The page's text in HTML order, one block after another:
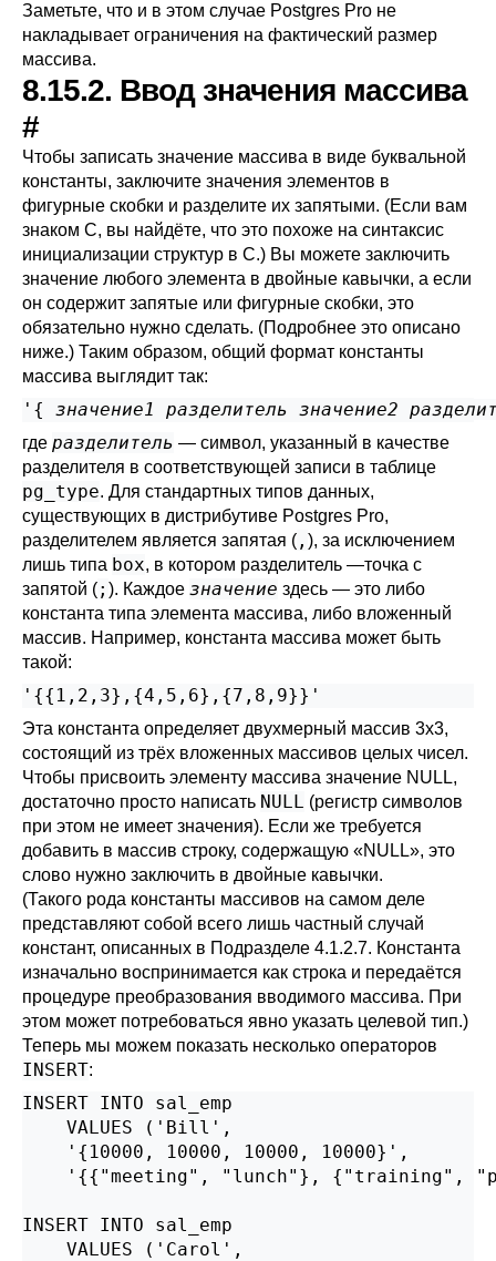
Заметьте, что и в этом случае Postgres Pro не
накладывает ограничения на фактический размер
массива.
8.15.2. Ввод значения массива
#
Чтобы записать значение массива в виде буквальной
константы, заключите значения элементов в
фигурные скобки и разделите их запятыми. (Если вам
знаком C, вы найдёте, что это похоже на синтаксис
инициализации структур в C.) Вы можете заключить
значение любого элемента в двойные кавычки, а если
он содержит запятые или фигурные скобки, это
обязательно нужно сделать. (Подробнее это описано
ниже.) Таким образом, общий формат константы
массива выглядит так:
'{ значение1 разделитель значение2
где разделитель — символ, указанный в качестве
разделителя в соответствующей записи в таблице
pg_type. Для стандартных типов данных,
существующих в дистрибутиве Postgres Pro,
разделителем является запятая ( , ), за исключением
лишь типа box, в котором разделитель —точка с
запятой (; ). Каждое значение здесь — это либо
константа типа элемента массива, либо вложенный
массив. Например, константа массива может быть
такой:
'{{1,2,3},{4,5,6},{7,8,9}}'
Эта константа определяет двухмерный массив 3x3,
состоящий из трёх вложенных массивов целых чисел.
Чтобы присвоить элементу массива значение NULL,
достаточно просто написать NULL (регистр символов
при этом не имеет значения). Если же требуется
добавить в массив строку, содержащую «NULL», это
слово нужно заключить в двойные кавычки.
(Такого рода константы массивов на самом деле
представляют собой всего лишь частный случай
констант, описанных в Подразделе 4.1.2.7. Константа
изначально воспринимается как строка и передаётся
процедуре преобразования вводимого массива. При
этом может потребоваться явно указать целевой тип.)
Теперь мы можем показать несколько операторов
INSERT:
INSERT INTO sal_emp
    VALUES ('Bill',
    '{10000, 10000, 10000, 10000}',
'{{"meeting", "lunch"}, {"training",
INSERT INTO sal_emp
    VALUES ('Carol',